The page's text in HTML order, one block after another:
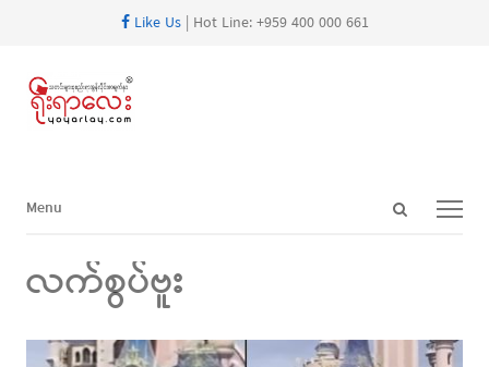
Like Us| Hot Line: +959 400 000 661
Open
Menu
Menu
လက်စွပ်ဗူး